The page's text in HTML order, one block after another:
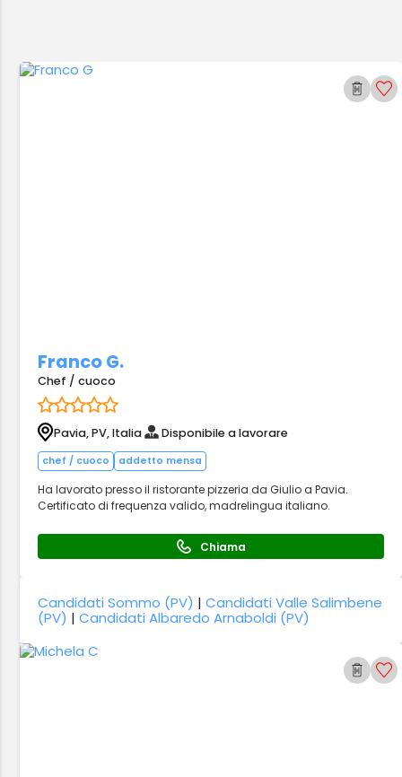
Franco G.
Chef / cuoco
Pavia, PV, Italia Disponibile a lavorare
chef / cuoco addetto mensa
Ha lavorato presso il ristorante pizzeria da Giulio a Pavia.
Certificato di frequenza valido, madrelingua italiano.
Chiama
Candidati Sommo (PV) |Candidati Valle Salimbene
(PV) |Candidati Albaredo Arnaboldi (PV)